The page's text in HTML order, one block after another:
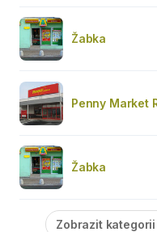
Žabka
Penny Market
Žabka
Zobrazit kategorii